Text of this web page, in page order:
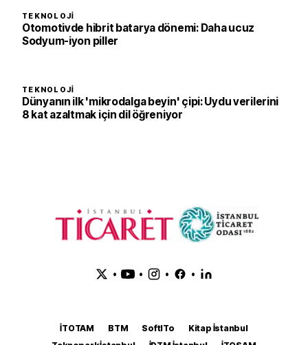
TEKNOLOJI
Otomotivde hibrit batarya dönemi: Daha ucuz
Sodyum-iyon piller
TEKNOLOJI
Dünyanın ilk 'mikrodalga beyin' çipi: Uydu verilerini
8 kat azaltmak için dil öğreniyor
• • • •
İTOTAM BTM SoftITo
Kitap İstanbul